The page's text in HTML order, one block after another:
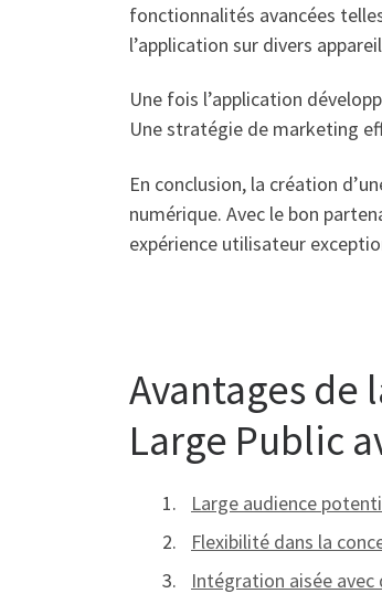
fonctionnalités avancées
l’application sur divers
Une fois l’application
Une stratégie de marketing
En conclusion, la création
numérique. Avec le bon
expérience utilisateur
Avantages de
Large Public
Large audience
Flexibilité dans la
Intégration aisée avec